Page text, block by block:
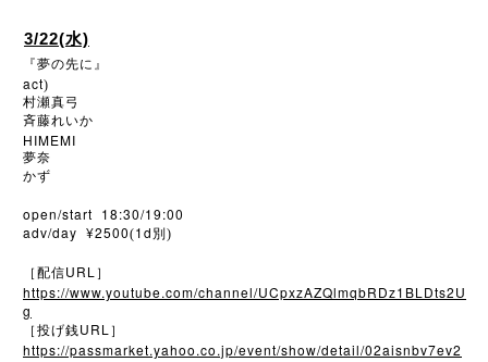
3/22(水)
『夢の先に』
act)
村瀬真弓
斉藤れいか
HIMEMI
夢奈
かず
open/start 18:30/19:00
adv/day ¥2500(1d 別)
［配信URL ］
https://www.youtube.com/channel/UCpxzAZQlmqbRDz1BLDts2U
g
［投げ銭URL ］
https://passmarket.yahoo.co.jp/event/show/detail/02aisnbv7ev2